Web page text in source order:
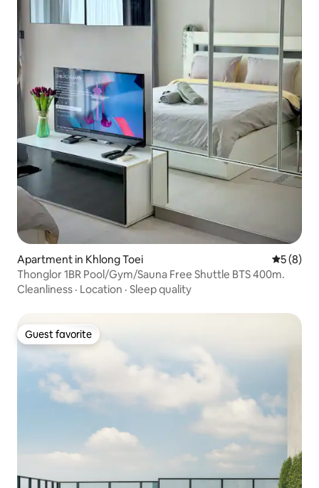
Apartment in Khlong Toei 5 out of
5 (8)
Thonglor 1BR Pool/Gym/Sauna Free Shuttle BTS 400m.
Cleanliness · Location · Sleep quality
Guest favorite
Guest favorite